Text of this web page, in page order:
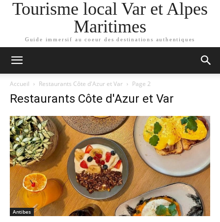
Tourisme local Var et Alpes
Maritimes
Guide immersif au coeur des destinations authentiques
Accueil Restaurants Côte d'Azur et Var Page 2
Restaurants Côte d'Azur et Var
Antibes